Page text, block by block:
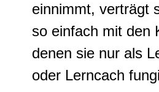
einnimmt, verträgt
so einfach mit den
denen sie nur als
oder Lerncach